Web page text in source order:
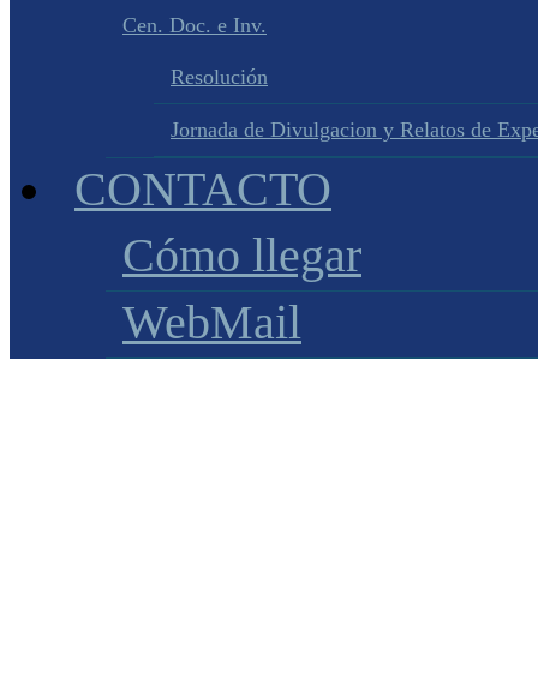
Cen. Doc. e Inv.
Resolución
Jornada de Divulgacion y Relatos de
CONTACTO
Cómo llegar
WebMail